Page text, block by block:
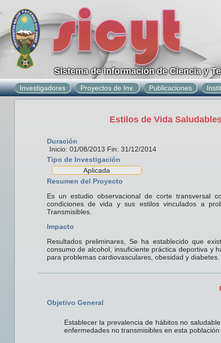
Sistema de Información de Ciencia y
Investigadores Proyectos de Inv. Publicaciones
Estilos de Vida
Duración
Inicio: 01/08/2013 Fin: 31/12/2014
Tipo de Investigación
Aplicada
Resumen del Proyecto
Es un estudio observacional de corte transversal
condiciones de vida y sus estilos vinculados a
Transmisibles.
Impacto
Resultados preliminares, Se ha establecido que
consumo de alcohol, insuficiente práctica deportiva y
para problemas cardiovasculares, obesidad y diabetes.
Objetivo General
Establecer la prevalencia de hábitos no
enfermedades no transmisibles en esta población